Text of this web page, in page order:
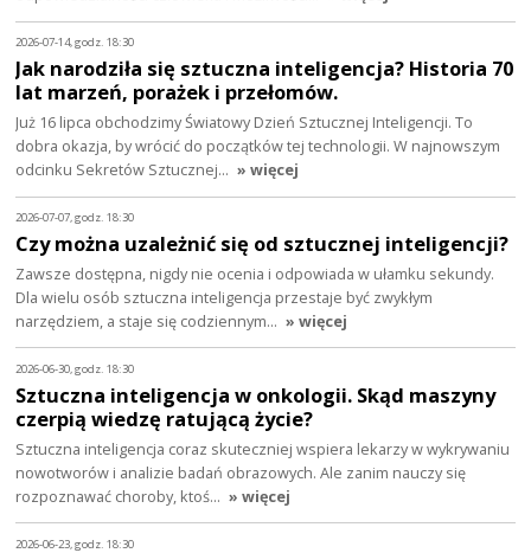
2026-07-14, godz. 18:30
Jak narodziła się sztuczna inteligencja? Historia 70
lat marzeń, porażek i przełomów.
Już 16 lipca obchodzimy Światowy Dzień Sztucznej Inteligencji. To
dobra okazja, by wrócić do początków tej technologii. W najnowszym
odcinku Sekretów Sztucznej… » więcej
2026-07-07, godz. 18:30
Czy można uzależnić się od sztucznej inteligencji?
Zawsze dostępna, nigdy nie ocenia i odpowiada w ułamku sekundy.
Dla wielu osób sztuczna inteligencja przestaje być zwykłym
narzędziem, a staje się codziennym… » więcej
2026-06-30, godz. 18:30
Sztuczna inteligencja w onkologii. Skąd maszyny
czerpią wiedzę ratującą życie?
Sztuczna inteligencja coraz skuteczniej wspiera lekarzy w wykrywaniu
nowotworów i analizie badań obrazowych. Ale zanim nauczy się
rozpoznawać choroby, ktoś… » więcej
2026-06-23, godz. 18:30